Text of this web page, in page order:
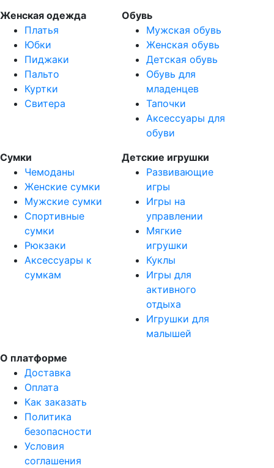
Женская одежда
Платья
Юбки
Пиджаки
Пальто
Куртки
Свитера
Обувь
Мужская обувь
Женская обувь
Детская обувь
Обувь для
младенцев
Тапочки
Аксессуары для
обуви
Сумки
Чемоданы
Женские сумки
Мужские сумки
Спортивные
сумки
Рюкзаки
Аксессуары к
сумкам
Детские игрушки
Развивающие
игры
Игры на
управлении
Мягкие
игрушки
Куклы
Игры для
активного
отдыха
Игрушки для
малышей
О платформе
Доставка
Оплата
Как заказать
Политика
безопасности
Условия
соглашения